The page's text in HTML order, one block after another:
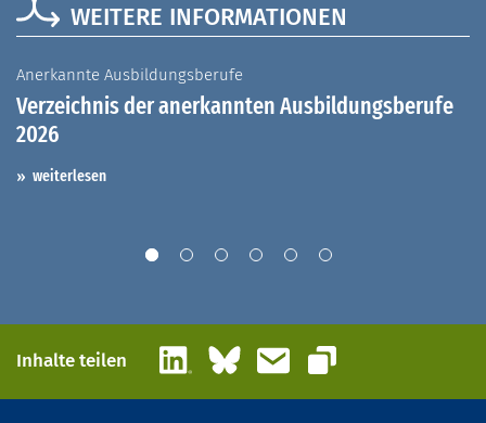
WEITERE INFORMATIONEN
Anerkannte Ausbildungsberufe
Verzeichnis der anerkannten Ausbildungsberufe
2026
weiterlesen
Inhalte teilen LinkedInBlueskyE-Mail
Link kopieren